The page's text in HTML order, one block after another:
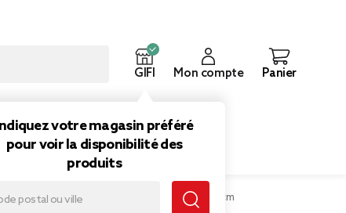
GIFI
votre magasin préféré
pour voir la disponibilité des
produits
Mon compte Panier
de bain en bois 1 niche et 1 porte 34x30xH80cm